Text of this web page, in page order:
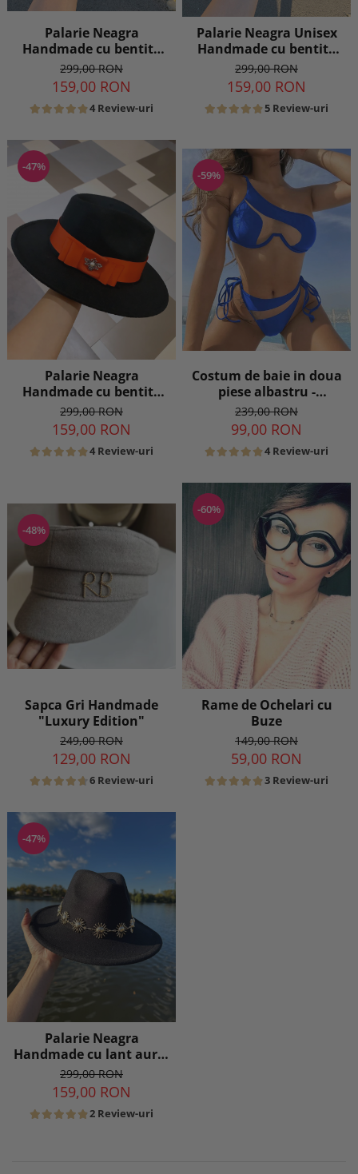
Palarie Neagra
Handmade cu bentita
detasabila la alegere
299,00 RON
159,00 RON
4 Review-uri
Palarie Neagra Unisex
Handmade cu bentita
detasabila la alegere
299,00 RON
159,00 RON
5 Review-uri
-47%
Palarie Neagra
Handmade cu bentita
detasabila la alegere
299,00 RON
159,00 RON
4 Review-uri
-59%
Costum de baie in doua
piese albastru -
transparent
239,00 RON
99,00 RON
4 Review-uri
-48%
Sapca Gri Handmade
"Luxury Edition"
249,00 RON
129,00 RON
6 Review-uri
-60%
Rame de Ochelari cu
Buze
149,00 RON
59,00 RON
3 Review-uri
-47%
Palarie Neagra
Handmade cu lant auriu
sau argintiu detasabil
299,00 RON
159,00 RON
2 Review-uri